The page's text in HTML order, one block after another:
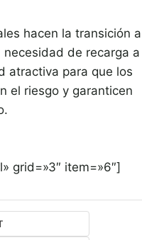
hacen la transición a
de recarga a
atractiva para que los
el riesgo y garanticen
grid=»3″ item=»6″]